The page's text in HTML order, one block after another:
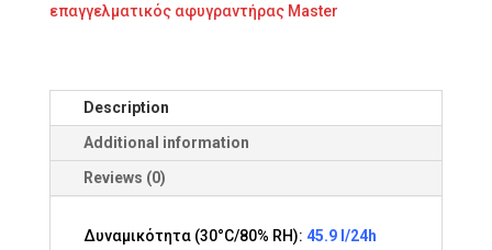
επαγγελματικός αφυγραντήρας Master
Description
Additional information
Reviews (0)
Δυναμικότητα (30°C/80% RH): 45.9 l/24h